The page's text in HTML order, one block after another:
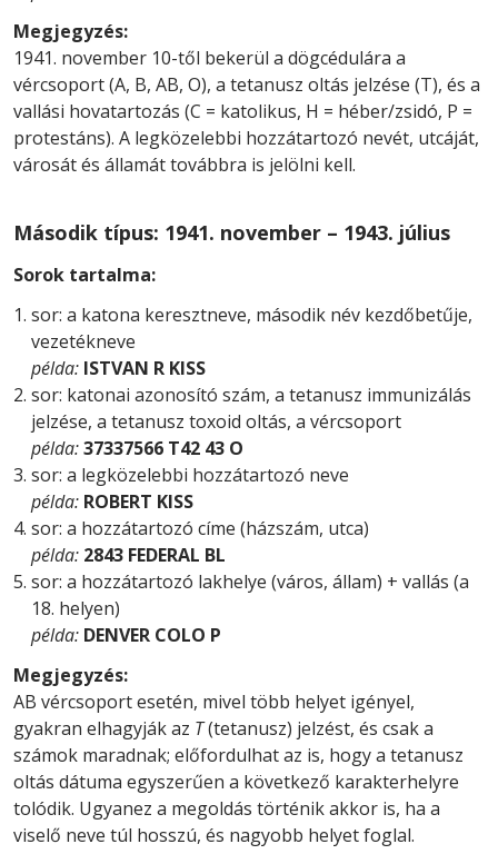
Megjegyzés:
1941. november 10-től bekerül a dögcédulára a
vércsoport (A, B, AB, O), a tetanusz oltás jelzése (T), és a
vallási hovatartozás (C = katolikus, H = héber/zsidó, P =
protestáns). A legközelebbi hozzátartozó nevét, utcáját,
városát és államát továbbra is jelölni kell.
Második típus: 1941. november – 1943. július
Sorok tartalma:
sor: a katona keresztneve, második név kezdőbetűje,
vezetékneve
példa: ISTVAN R KISS
sor: katonai azonosító szám, a tetanusz immunizálás
jelzése, a tetanusz toxoid oltás, a vércsoport
példa:37337566 T42 43 O
sor: a legközelebbi hozzátartozó neve
példa: ROBERT KISS
sor: a hozzátartozó címe (házszám, utca)
példa: 2843 FEDERAL BL
sor: a hozzátartozó lakhelye (város, állam) + vallás (a
18. helyen)
példa: DENVER COLO P
Megjegyzés:
AB vércsoport esetén, mivel több helyet igényel,
gyakran elhagyják az T(tetanusz) jelzést, és csak a
számok maradnak; előfordulhat az is, hogy a tetanusz
oltás dátuma egyszerűen a következő karakterhelyre
tolódik. Ugyanez a megoldás történik akkor is, ha a
viselő neve túl hosszú, és nagyobb helyet foglal.